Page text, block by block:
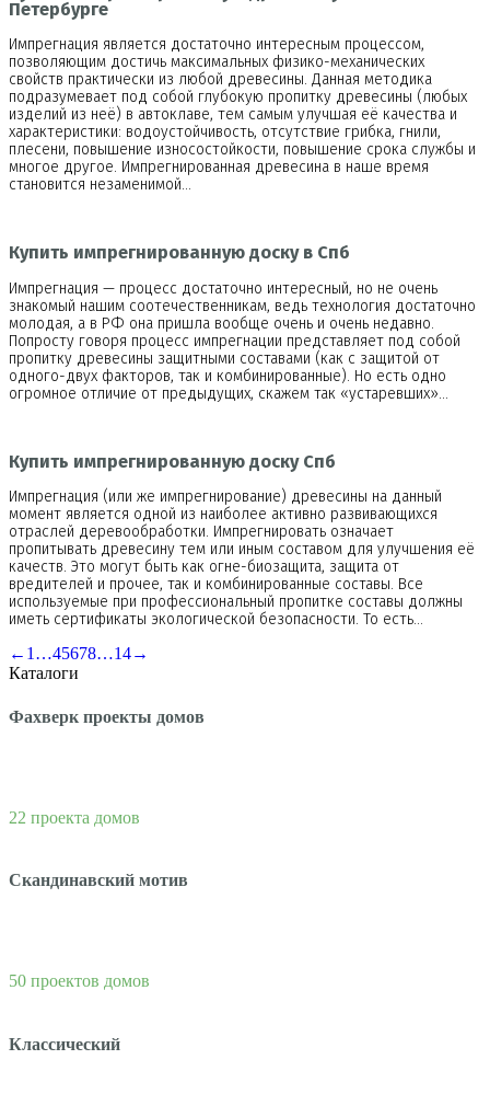
Петербурге
Импрегнация является достаточно интересным процессом,
позволяющим достичь максимальных физико-механических
свойств практически из любой древесины. Данная методика
подразумевает под собой глубокую пропитку древесины (любых
изделий из неё) в автоклаве, тем самым улучшая её качества и
характеристики: водоустойчивость, отсутствие грибка, гнили,
плесени, повышение износостойкости, повышение срока службы и
многое другое. Импрегнированная древесина в наше время
становится незаменимой…
Купить импрегнированную доску в Спб
Импрегнация — процесс достаточно интересный, но не очень
знакомый нашим соотечественникам, ведь технология достаточно
молодая, а в РФ она пришла вообще очень и очень недавно.
Попросту говоря процесс импрегнации представляет под собой
пропитку древесины защитными составами (как с защитой от
одного-двух факторов, так и комбинированные). Но есть одно
огромное отличие от предыдущих, скажем так «устаревших»…
Купить импрегнированную доску Спб
Импрегнация (или же импрегнирование) древесины на данный
момент является одной из наиболее активно развивающихся
отраслей деревообработки. Импрегнировать означает
пропитывать древесину тем или иным составом для улучшения её
качеств. Это могут быть как огне-биозащита, защита от
вредителей и прочее, так и комбинированные составы. Все
используемые при профессиональный пропитке составы должны
иметь сертификаты экологической безопасности. То есть…
← 1 …45678…14→
Каталоги
Фахверк проекты домов
22 проекта домов
Скандинавский мотив
50 проектов домов
Классический